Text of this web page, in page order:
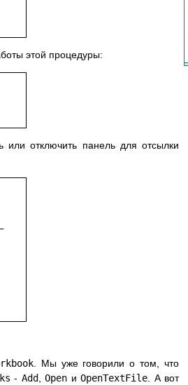
этой процедуры:
отключить панель для отсылки
. Мы уже говорили о том, что
- Add Open и OpenTextFile . А вот